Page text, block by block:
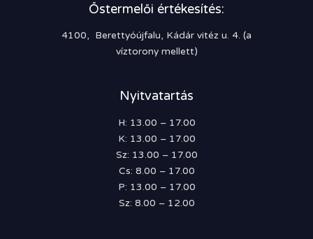
Őstermelői értékesítés:
4100, Berettyóújfalu, Kádár vitéz u. 4. (a
víztorony mellett)
Nyitvatartás
H: 13.00 – 17.00
K: 13.00 – 17.00
Sz: 13.00 – 17.00
Cs: 8.00 – 17.00
P: 13.00 – 17.00
Sz: 8.00 – 12.00